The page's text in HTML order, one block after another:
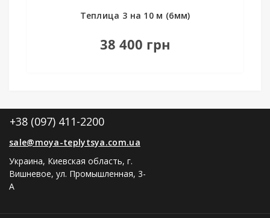
Теплица 3 на 10 м (6мм)
38 400 грн
+38 (097) 411-2200
sale@moya-teplytsya.com.ua
Украина, Киевская область, г.
Вишневое, ул. Промышленная, 3-
А